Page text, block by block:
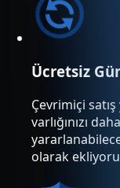
Ücretsiz
Çevrimiçi
varlığınızı
olarak